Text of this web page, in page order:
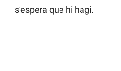
s’espera que hi hagi.